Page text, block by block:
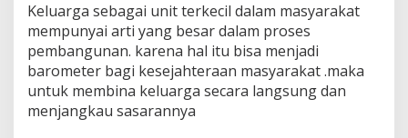
Keluarga sebagai unit terkecil dalam masyarakat
mempunyai arti yang besar dalam proses
pembangunan. karena hal itu bisa menjadi
barometer bagi kesejahteraan masyarakat .maka
untuk membina keluarga secara langsung dan
menjangkau sasarannya